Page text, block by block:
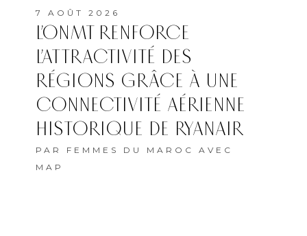
7 AOÛT 2026
L’ONMT RENFORCE
L’ATTRACTIVITÉ DES
RÉGIONS GRÂCE À UNE
CONNECTIVITÉ AÉRIENNE
HISTORIQUE DE RYANAIR
PAR FEMMES DU MAROC AVEC
MAP